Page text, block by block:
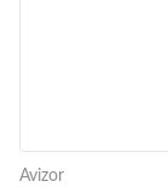
Avizor